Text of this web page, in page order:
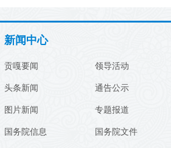
新闻中心
贡嘎要闻
头条新闻
图片新闻
国务院信息
领导活动
通告公示
专题报道
国务院文件